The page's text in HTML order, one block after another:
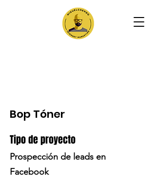
Bop Tóner
Tipo de proyecto
Prospección de leads en
Facebook